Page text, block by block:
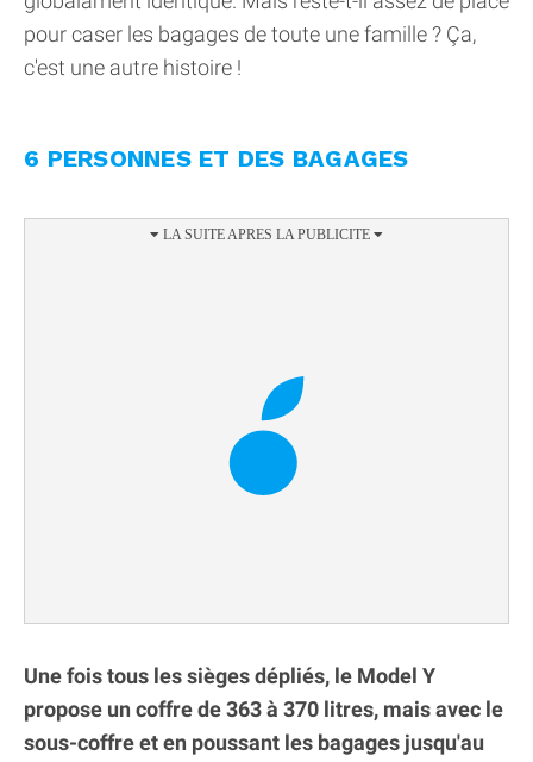
pour caser les bagages de toute une famille ? Ça,
c'est une autre histoire !
6 PERSONNES ET DES BAGAGES
Une fois tous les sièges dépliés, le Model Y
propose un coffre de 363 à 370 litres, mais avec le
sous-coffre et en poussant les bagages jusqu'au